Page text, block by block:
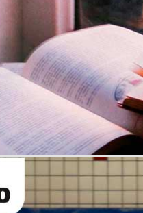
Reduzidas